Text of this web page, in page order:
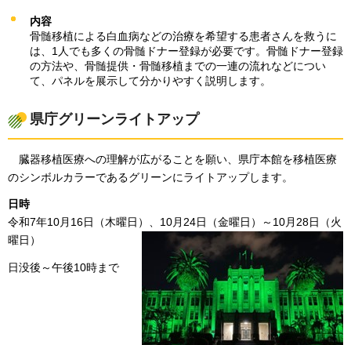
内容
骨髄移植による白血病などの治療を希望する患者さんを救うに
は、1人でも多くの骨髄ドナー登録が必要です。骨髄ドナー登録
の方法や、骨髄提供・骨髄移植までの一連の流れなどについ
て、パネルを展示して分かりやすく説明します。
県庁グリーンライトアップ
臓器移植医療への理解が広がることを願い、 県庁本館を移植医療
のシンボルカラーであるグリーンにライトアップします。
日時
令和7年10月16日（木曜日）、10月24日（金曜日）～10月28日（火
曜日）
日没後～午後10時まで